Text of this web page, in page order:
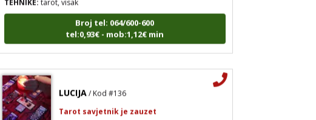
Broj tel: 064/600-600
tel:0,93€ - mob:1,12€ min
LUCIJA / Kod #136
Tarot savjetnik je zauzet